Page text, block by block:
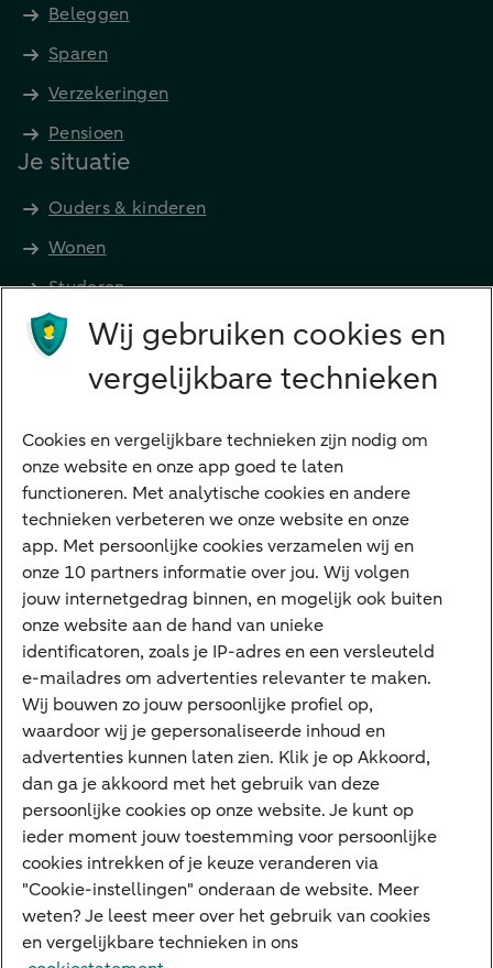
Beleggen
Sparen
Verzekeringen
Pensioen
Je situatie
Ouders & kinderen
Wonen
Studeren
Preferred Banking
Digitale diensten
Internet Bankieren
ABN AMRO app
Tikkie
Apple Pay
Google Pay
Veilig bankieren
Meest gezocht
Hypotheek berekenen
E.dentifier
Jaaroverzicht
Rood staan
Over ABN AMRO
Wij gebruiken cookies en
vergelijkbare technieken
Cookies en vergelijkbare technieken zijn nodig om
onze website en onze app goed te laten
functioneren. Met analytische cookies en andere
technieken verbeteren we onze website en onze
app. Met persoonlijke cookies verzamelen wij en
onze 10 partners informatie over jou. Wij volgen
jouw internetgedrag binnen, en mogelijk ook buiten
onze website aan de hand van unieke
identificatoren, zoals je IP-adres en een versleuteld
e-mailadres om advertenties relevanter te maken.
Wij bouwen zo jouw persoonlijke profiel op,
waardoor wij je gepersonaliseerde inhoud en
advertenties kunnen laten zien. Klik je op Akkoord,
dan ga je akkoord met het gebruik van deze
persoonlijke cookies op onze website. Je kunt op
ieder moment jouw toestemming voor persoonlijke
cookies intrekken of je keuze veranderen via
"Cookie-instellingen" onderaan de website. Meer
weten? Je leest meer over het gebruik van cookies
en vergelijkbare technieken in ons